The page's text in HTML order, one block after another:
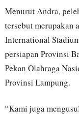
Menurut Andra,
tersebut merupakan
International
persiapan Provinsi
Pekan Olahraga
Provinsi Lampung.
“Kami juga